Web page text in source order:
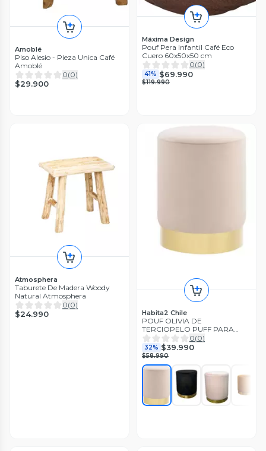
Amoblé
Piso Alesio - Pieza Unica Café
Amoblé
0(0)
$29.900
Máxima Design
Pouf Pera Infantil Café Eco
Cuero 60x50x50 cm
0(0)
41% $69.990
$119.990
Atmosphera
Taburete De Madera Woody
Natural Atmosphera
0(0)
$24.990 Habita2 Chile
POUF OLIVIA DE
TERCIOPELO PUFF PARA
LIVING ELEGANTE
0(0)
32% $39.990
$58.990